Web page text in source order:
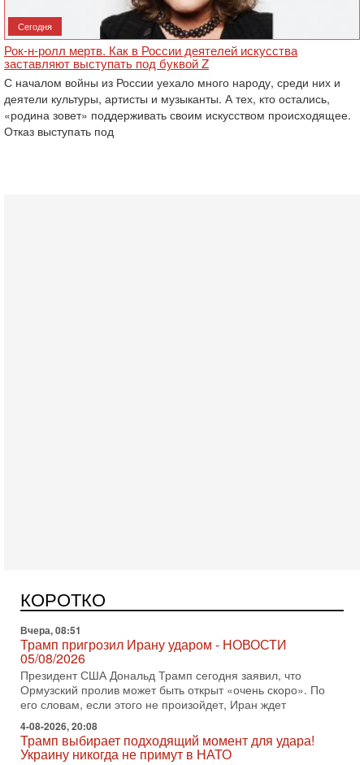
Сегодня
Рок-н-ролл мертв. Как в России деятелей искусства
заставляют выступать под буквой Z
С началом войны из России уехало много народу, среди них и
деятели культуры, артисты и музыканты. А тех, кто остались,
«родина зовет» поддерживать своим искусством происходящее.
Отказ выступать под
КОРОТКО
Израиле могут стать самыми интригующими? Биньямин
Нетаниягу снова уверенно заявляет, что победа на
Вчера, 08:51
Трамп пригрозил Ирану ударом - НОВОСТИ
05/08/2026
Президент США Дональд Трамп сегодня заявил, что
Ормузский пролив может быть открыт «очень скоро». По
его словам, если этого не произойдет, Иран ждет
4-08-2026, 20:08
Трамп выбирает подходящий момент для удара!
Украину никогда не примут в НАТО